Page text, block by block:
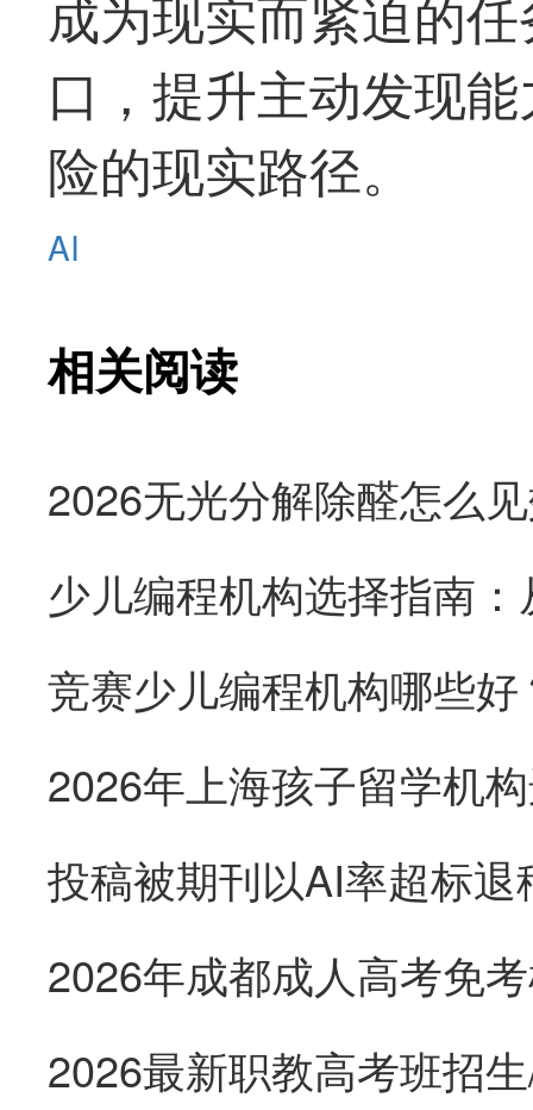
口，提升主动发现
险的现实路径。
AI
相关阅读
2026年上海孩子留学机